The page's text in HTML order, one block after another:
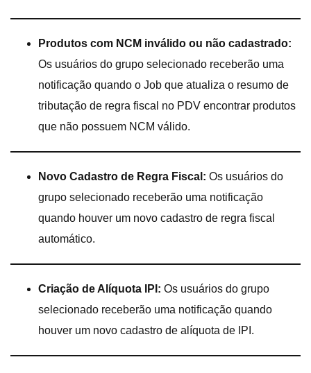
Produtos com NCM inválido ou não cadastrado:
Os usuários do grupo selecionado receberão uma
notificação quando o Job que atualiza o resumo de
tributação de regra fiscal no PDV encontrar produtos
que não possuem NCM válido.
Novo Cadastro de Regra Fiscal: Os usuários do
grupo selecionado receberão uma notificação
quando houver um novo cadastro de regra fiscal
automático.
Criação de Alíquota IPI: Os usuários do grupo
selecionado receberão uma notificação quando
houver um novo cadastro de alíquota de IPI.